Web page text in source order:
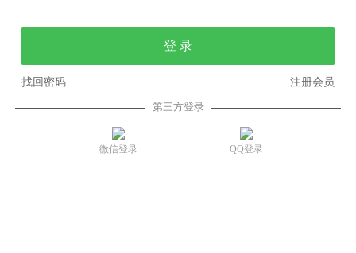
登 录
注册会员
找回密码
第三方登录
微信登录 QQ登录